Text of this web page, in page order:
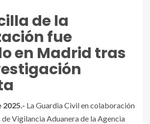
de la
fue
en Madrid tras
2025.- La Guardia Civil en colaboración
Vigilancia Aduanera de la Agencia